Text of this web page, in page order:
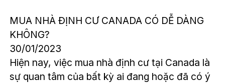
MUA NHÀ ĐỊNH CƯ CANADA CÓ DỄ DÀNG
KHÔNG?
30/01/2023
Hiện nay, việc mua nhà định cư tại Canada là
sự quan tâm của bất kỳ ai đang hoặc đã có ý